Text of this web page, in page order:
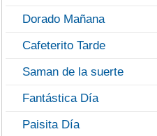
Dorado Mañana
Cafeterito Tarde
Saman de la suerte
Fantástica Día
Paisita Día